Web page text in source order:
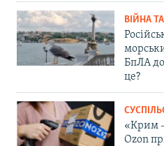
ВІЙНА
БпЛА
це?
«Крим
Ozon